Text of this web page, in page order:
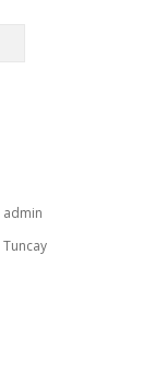
admin
Tuncay